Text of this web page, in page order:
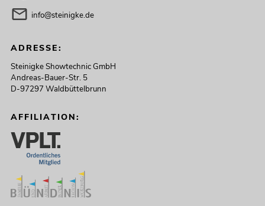
info@steinigke.de
ADRESSE:
Steinigke Showtechnic GmbH
Andreas-Bauer-Str. 5
D-97297 Waldbüttelbrunn
AFFILIATION: